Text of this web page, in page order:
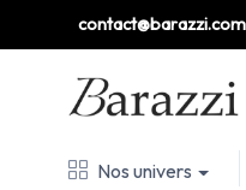
contact@barazzi.com
Nos univers